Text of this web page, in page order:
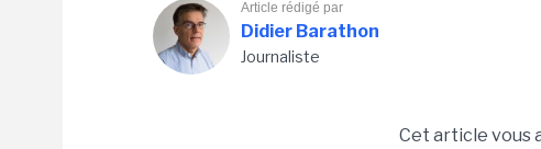
Article rédigé par
Didier Barathon
Journaliste
Cet article vous